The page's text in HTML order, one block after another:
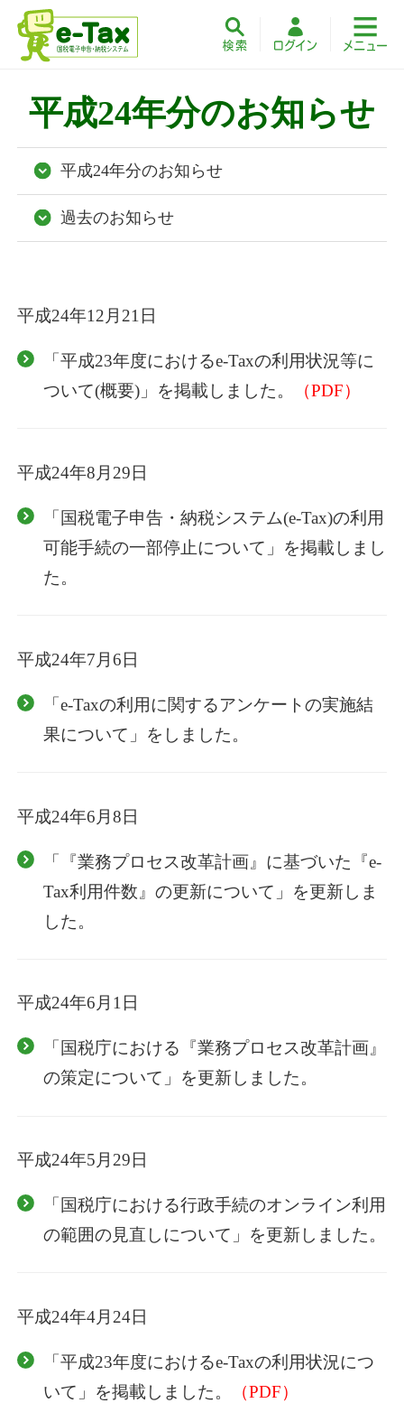
平成24年分のお知らせ
平成24年分のお知らせ
過去のお知らせ
平成24年12月21日
「平成23年度におけるe-Taxの利用状況等に
ついて(概要)」を掲載しました。
（PDF）
平成24年8月29日
「国税電子申告・納税システム(e-Tax)の利用
可能手続の一部停止について」を掲載しまし
た。
平成24年7月6日
「e-Taxの利用に関するアンケートの実施結
果について」をしました。
平成24年6月8日
「『業務プロセス改革計画』に基づいた『e-
Tax利用件数』の更新について」を更新しま
した。
平成24年6月1日
「国税庁における『業務プロセス改革計画』
の策定について」を更新しました。
平成24年5月29日
「国税庁における行政手続のオンライン利用
の範囲の見直しについて」を更新しました。
平成24年4月24日
「平成23年度におけるe-Taxの利用状況につ
いて」を掲載しました。
（PDF）